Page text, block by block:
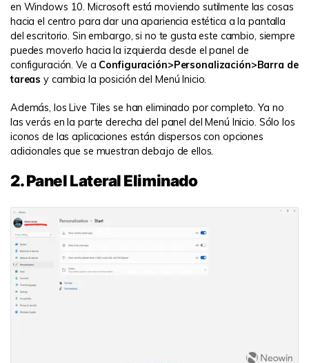
en Windows 10. Microsoft está moviendo sutilmente las cosas
hacia el centro para dar una apariencia estética a la pantalla
del escritorio. Sin embargo, si no te gusta este cambio, siempre
puedes moverlo hacia la izquierda desde el panel de
configuración. Ve a Configuración>Personalización>Barra de
tareas y cambia la posición del Menú Inicio.
Además, los Live Tiles se han eliminado por completo. Ya no
las verás en la parte derecha del panel del Menú Inicio. Sólo los
iconos de las aplicaciones están dispersos con opciones
adicionales que se muestran debajo de ellos.
2. Panel Lateral Eliminado